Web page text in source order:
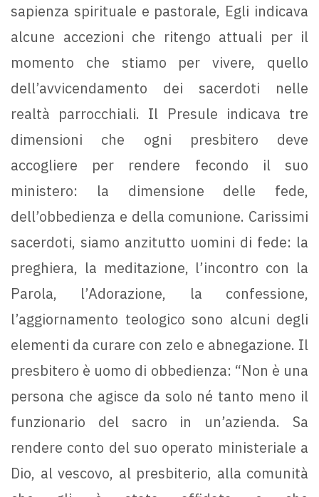
sapienza spirituale e pastorale, Egli indicava
alcune accezioni che ritengo attuali per il
momento che stiamo per vivere, quello
dell’avvicendamento dei sacerdoti nelle
realtà parrocchiali. Il Presule indicava tre
dimensioni che ogni presbitero deve
accogliere per rendere fecondo il suo
ministero: la dimensione delle fede,
dell’obbedienza e della comunione. Carissimi
sacerdoti, siamo anzitutto uomini di fede: la
preghiera, la meditazione, l’incontro con la
Parola, l’Adorazione, la confessione,
l’aggiornamento teologico sono alcuni degli
elementi da curare con zelo e abnegazione. Il
presbitero è uomo di obbedienza: “Non è una
persona che agisce da solo né tanto meno il
funzionario del sacro in un’azienda. Sa
rendere conto del suo operato ministeriale a
Dio, al vescovo, al presbiterio, alla comunità